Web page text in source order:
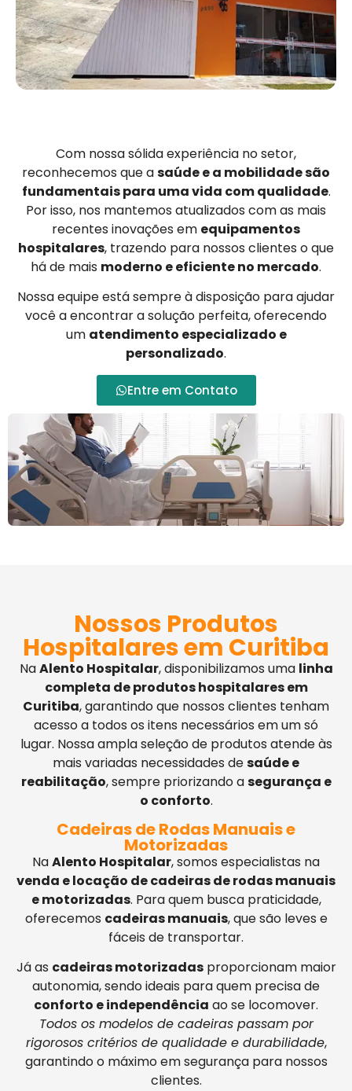
Com nossa sólida experiência no setor,
reconhecemos que asaúde e a mobilidade são
fundamentais para uma vida com qualidade.
Por isso, nos mantemos atualizados com as mais
recentes inovações em equipamentos
hospitalares, trazendo para nossos clientes o que
há de mais moderno e eficiente no mercado.
Nossa equipe está sempre à disposição para ajudar
você a encontrar a solução perfeita, oferecendo
um atendimento especializado e
personalizado.
Entre em Contato
Nossos Produtos
Hospitalares em Curitiba
NaAlento Hospitalar, disponibilizamos uma linha
completa de produtos hospitalares em
Curitiba, garantindo que nossos clientes tenham
acesso a todos os itens necessários em um só
lugar. Nossa ampla seleção de produtos atende às
mais variadas necessidades desaúde e
reabilitação, sempre priorizando asegurança e
o conforto.
Cadeiras de Rodas Manuais e
Motorizadas
NaAlento Hospitalar, somos especialistas na
venda e locação de cadeiras de rodas manuais
e motorizadas. Para quem busca praticidade,
oferecemos cadeiras manuais, que são leves e
fáceis de transportar.
Já as cadeiras motorizadasproporcionam maior
autonomia, sendo ideais para quem precisa de
conforto e independência ao se locomover.
Todos os modelos de cadeiras passam por
rigorosos critérios de qualidade e durabilidade,
garantindo o máximo em segurança para nossos
clientes.